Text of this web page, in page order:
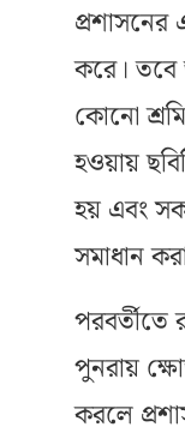
প্রশাসনের
করে। তবে
কোনো
হওয়ায়
হয় এবং
সমাধান
পরবর্তীতে
পুনরায়
করলে